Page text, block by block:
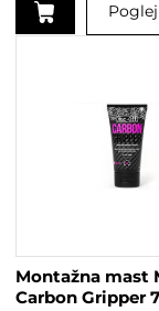
Montažna mast
Carbon Gripper